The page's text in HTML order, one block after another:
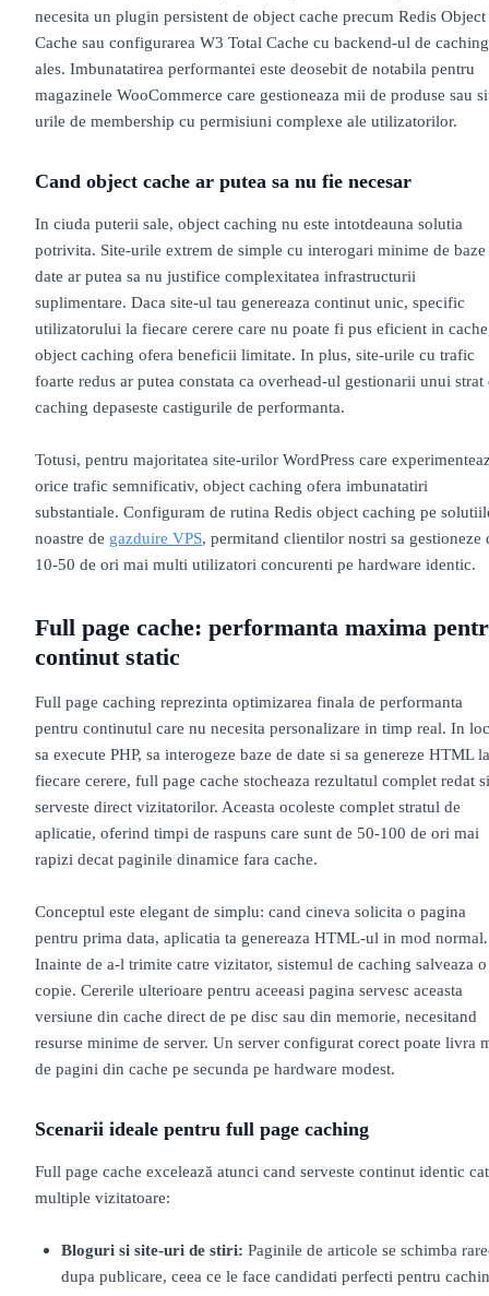
necesita un plugin persistent de object cache precum Redis Object
Cache sau configurarea W3 Total Cache cu backend-ul de caching
ales. Imbunatatirea performantei este deosebit de notabila pentru
magazinele WooCommerce care gestioneaza mii de produse sau
urile de membership cu permisiuni complexe ale utilizatorilor.
Cand object cache ar putea sa nu fie necesar
In ciuda puterii sale, object caching nu este intotdeauna solutia
potrivita. Site-urile extrem de simple cu interogari minime de baze
date ar putea sa nu justifice complexitatea infrastructurii
suplimentare. Daca site-ul tau genereaza continut unic, specific
utilizatorului la fiecare cerere care nu poate fi pus eficient in
object caching ofera beneficii limitate. In plus, site-urile cu trafic
foarte redus ar putea constata ca overhead-ul gestionarii unui strat
caching depaseste castigurile de performanta.
Totusi, pentru majoritatea site-urilor WordPress care
orice trafic semnificativ, object caching ofera imbunatatiri
substantiale. Configuram de rutina Redis object caching pe
noastre de gazduire VPS, permitand clientilor nostri sa gestioneze
10-50 de ori mai multi utilizatori concurenti pe hardware identic.
Full page cache: performanta maxima
continut static
Full page caching reprezinta optimizarea finala de performanta
pentru continutul care nu necesita personalizare in timp real. In loc
sa execute PHP, sa interogeze baze de date si sa genereze HTML la
fiecare cerere, full page cache stocheaza rezultatul complet redat
serveste direct vizitatorilor. Aceasta ocoleste complet stratul de
aplicatie, oferind timpi de raspuns care sunt de 50-100 de ori mai
rapizi decat paginile dinamice fara cache.
Conceptul este elegant de simplu: cand cineva solicita o pagina
pentru prima data, aplicatia ta genereaza HTML-ul in mod normal.
Inainte de a-l trimite catre vizitator, sistemul de caching salveaza o
copie. Cererile ulterioare pentru aceeasi pagina servesc aceasta
versiune din cache direct de pe disc sau din memorie, necesitand
resurse minime de server. Un server configurat corect poate livra
de pagini din cache pe secunda pe hardware modest.
Scenarii ideale pentru full page caching
Full page cache excelează atunci cand serveste continut identic
multiple vizitatoare:
Bloguri si site-uri de stiri: Paginile de articole se schimba
dupa publicare, ceea ce le face candidati perfecti pentru